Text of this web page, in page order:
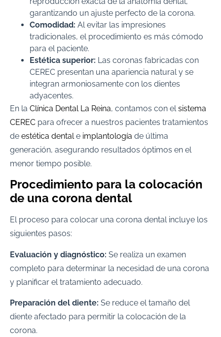
garantizando un ajuste perfecto de la corona.
Comodidad: Al evitar las impresiones
tradicionales, el procedimiento es más cómodo
para el paciente.
Estética superior: Las coronas fabricadas con
CEREC presentan una apariencia natural y se
integran armoniosamente con los dientes
adyacentes.
En la Clínica Dental La Reina, contamos con el sistema
CEREC para ofrecer a nuestros pacientes tratamientos
de estética dental e implantología de última
generación, asegurando resultados óptimos en el
menor tiempo posible.
Procedimiento para la colocación
de una corona dental
El proceso para colocar una corona dental incluye los
siguientes pasos:
Evaluación y diagnóstico: Se realiza un examen
completo para determinar la necesidad de una corona
y planificar el tratamiento adecuado.
Preparación del diente: Se reduce el tamaño del
diente afectado para permitir la colocación de la
corona.